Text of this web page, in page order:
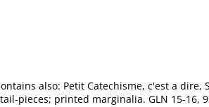
also: Petit Catechisme, c'est a
pieces; printed marginalia. GLN 15-16,